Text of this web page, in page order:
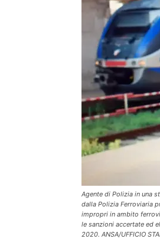
Agente di Polizia in una
dalla Polizia Ferroviaria
impropri in ambito
le sanzioni accertate ed
2020. ANSA/UFFICIO